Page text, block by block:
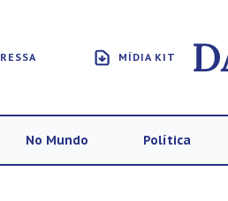
MÍDIA KIT
No Mundo Política